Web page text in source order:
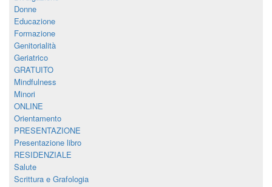
Donne
Educazione
Formazione
Genitorialità
Geriatrico
GRATUITO
Mindfulness
Minori
ONLINE
Orientamento
PRESENTAZIONE
Presentazione libro
RESIDENZIALE
Salute
Scrittura e Grafologia